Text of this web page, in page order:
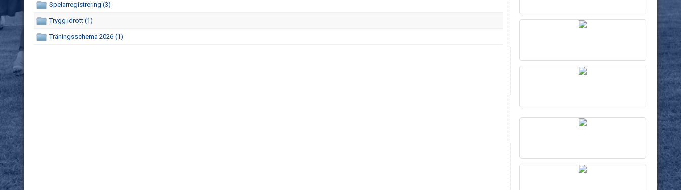
Spelarregistrering (3)
Trygg idrott (1)
Träningsschema 2026 (1)